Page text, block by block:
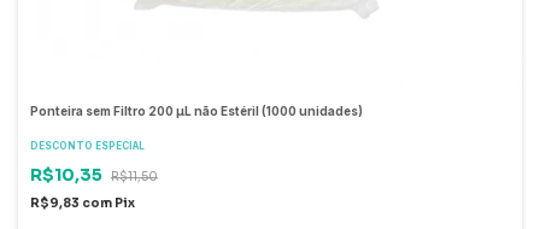
Ponteira sem Filtro 200 µL não Estéril (1000 unidades)
DESCONTO ESPECIAL
R$10,35 R$11,50
R$9,83 com Pix